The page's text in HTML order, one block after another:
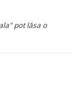
pot lăsa o